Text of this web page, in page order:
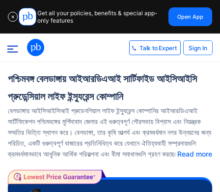
✕
Get all your policies, benefits & special app-
only features
Open App
Talk to Expert Sign In
পশ্চিমবঙ্গ বেলডাঙ্গায় আইআরডিএআই সার্টিফাইড আইসিআইসি
প্রুডেন্সিয়াল লাইফ ইন্স্যুরেন্স কোম্পানি
বেলডাঙ্গায় আইসিআইসিআই প্রুডেনশিয়াল লাইফ ইন্স্যুরেন্স কোম্পানির আইআরডিএআই
সার্টিফিকেশন পশ্চিমবঙ্গের মুর্শিদাবাদ জেলার এই গুরুত্বপূর্ণ পৌরসভায় বিশ্বাস এবং নিয়ন্ত্রক
সম্মতির ভিত্তি স্থাপন করে। বেলডাঙ্গা, তার কৃষি তাত্পর্য এবং ক্রমবর্ধমান নগর উন্নয়নের জন্য
পরিচিত, একটি গুরুত্বপূর্ণ বাজারের প্রতিনিধিত্ব করে যেখানে ঐতিহ্যবাহী সম্প্রদায়গুলি
ক্রমবর্ধমানভাবে আধুনিক আর্থিক পরিকল্পনা এবং বীমা সমাধানগুলি গ্রহণ করছে৷ Read more